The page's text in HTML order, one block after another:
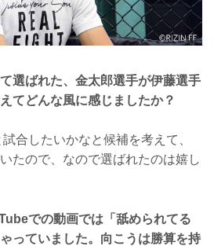
選ばれた、金太郎選手が伊藤選手
てどんな風に感じましたか？
合したいかなと候補を考えて、
たので、なので選ばれたのは嬉し
での動画では「舐められてる
っていました。向こうは勝算を持